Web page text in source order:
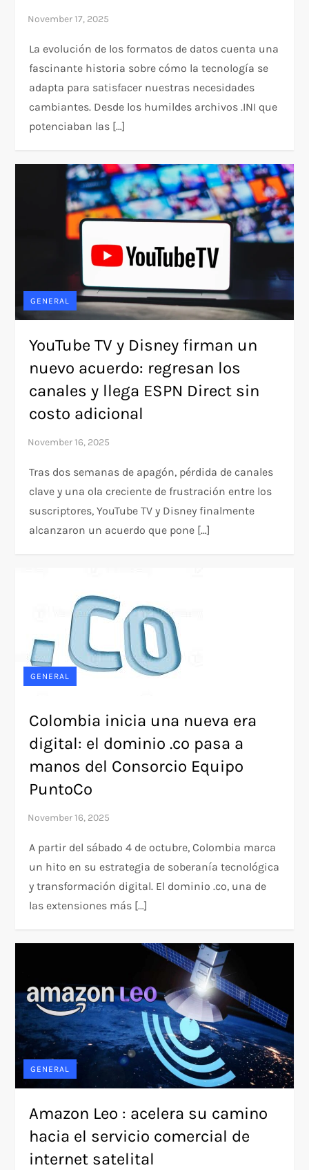
La evolución de los formatos de datos cuenta una
fascinante historia sobre cómo la tecnología se
adapta para satisfacer nuestras necesidades
cambiantes. Desde los humildes archivos .INI que
potenciaban las […]
GENERAL
YouTube TV y Disney firman un
nuevo acuerdo: regresan los
canales y llega ESPN Direct sin
costo adicional
Tras dos semanas de apagón, pérdida de canales
clave y una ola creciente de frustración entre los
suscriptores, YouTube TV y Disney finalmente
alcanzaron un acuerdo que pone […]
GENERAL
Colombia inicia una nueva era
digital: el dominio .co pasa a
manos del Consorcio Equipo
PuntoCo
A partir del sábado 4 de octubre, Colombia marca
un hito en su estrategia de soberanía tecnológica
y transformación digital. El dominio .co, una de
las extensiones más […]
GENERAL
Amazon Leo : acelera su camino
hacia el servicio comercial de
internet satelital